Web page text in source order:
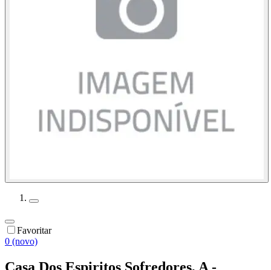
Favoritar
0 (novo)
Casa Dos Espiritos Sofredores, A -